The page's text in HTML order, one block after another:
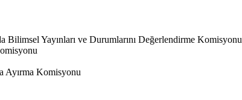
Yayınları ve Durumlarını Değerlendirme Komisyonu
Ayırma Komisyonu